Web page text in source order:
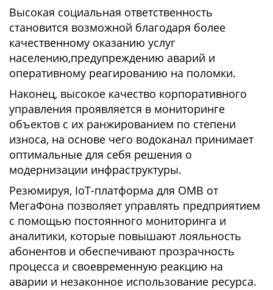
Высокая социальная ответственность
становится возможной благодаря более
качественному оказанию услуг
населению,предупреждению аварий и
оперативному реагированию на поломки.
Наконец, высокое качество корпоративного
управления проявляется в мониторинге
объектов с их ранжированием по степени
износа, на основе чего водоканал принимает
оптимальные для себя решения о
модернизации инфраструктуры.
Резюмируя, IoT-платформа для ОМВ от
МегаФона позволяет управлять предприятием
с помощью постоянного мониторинга и
аналитики, которые повышают лояльность
абонентов и обеспечивают прозрачность
процесса и своевременную реакцию на
аварии и незаконное использование ресурса.